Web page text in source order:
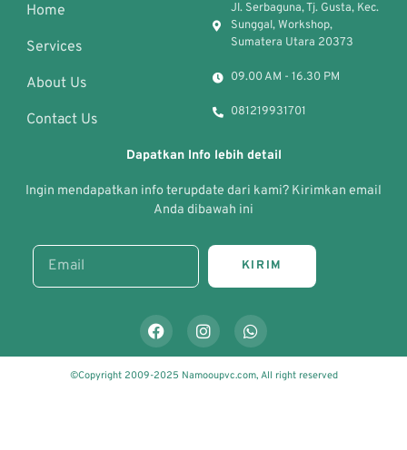
Home
Services
About Us
Contact Us
Jl. Serbaguna, Tj. Gusta, Kec.
Sunggal, Workshop,
Sumatera Utara 20373
09.00 AM - 16.30 PM
081219931701
Dapatkan Info lebih detail
Ingin mendapatkan info terupdate dari kami? Kirimkan email
Anda dibawah ini
KIRIM
©Copyright 2009-2025 Namooupvc.com, All right reserved